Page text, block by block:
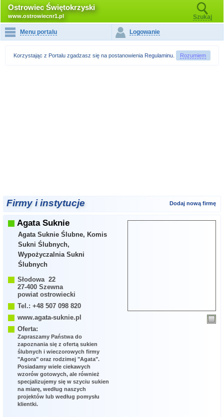
Ostrowiec Świętokrzyski
www.ostrowiecnr1.pl Szukaj
Menu portalu Logowanie
Korzystając z Portalu zgadzasz się na postanowienia Regulaminu Rozumiem
Firmy i instytucje Dodaj nową firmę
Agata Suknie
Agata Suknie Ślubne, Komis
Sukni Ślubnych,
Wypożyczalnia Sukni
Ślubnych
Słodowa 22
27-400 Szewna
powiat ostrowiecki
Tel.: +48 507 098 820
www.agata-suknie.pl
Oferta:
Zapraszamy Państwa do
zapoznania się z ofertą sukien
ślubnych i wieczorowych firmy
"Agora" oraz rodzimej "Agata".
Posiadamy wiele ciekawych
wzorów gotowych, ale również
specjalizujemy się w szyciu sukien
na miarę, według naszych
projektów lub według pomysłu
klientki.